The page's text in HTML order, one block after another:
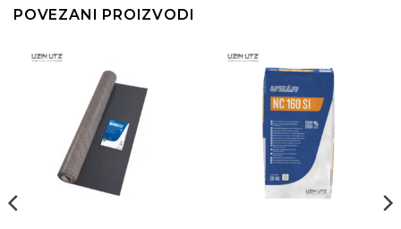
POVEZANI PROIZVODI